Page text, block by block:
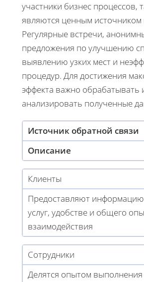
участники бизнес процессов,
являются ценным
Регулярные встречи,
предложения по улучшению
выявлению узких мест и
процедур. Для достижения
эффекта важно обрабатывать
анализировать полученные
Источник обратной связи
Описание
Клиенты
Предоставляют информацию
услуг, удобстве и общего
взаимодействия
Сотрудники
Делятся опытом выполнения